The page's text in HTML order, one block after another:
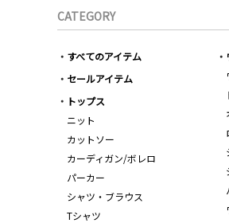
CATEGORY
すべてのアイテム
セールアイテム
トップス
ニット
カットソー
カーディガン/ボレロ
パーカー
シャツ・ブラウス
Tシャツ